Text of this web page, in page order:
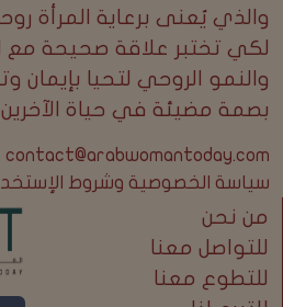
والذي يُعنى برعاية المرأة
لكي تختبر علاقة صحيحة مع
والنمو الروحي لتحيا بإيمان
بصمة مضيئة في حياة
contact@arabwomantoday.com
سياسة الخصوصية وشروط
من نحن
للتواصل معنا
للتطوع معنا